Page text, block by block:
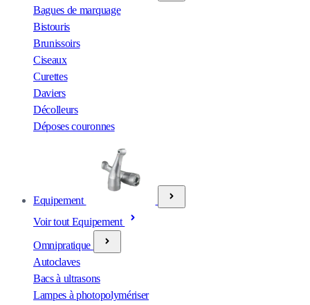
Bagues de marquage
Bistouris
Brunissoirs
Ciseaux
Curettes
Daviers
Décolleurs
Déposes couronnes
Equipement
Voir tout Equipement
Omnipratique
Autoclaves
Bacs à ultrasons
Lampes à photopolymériser